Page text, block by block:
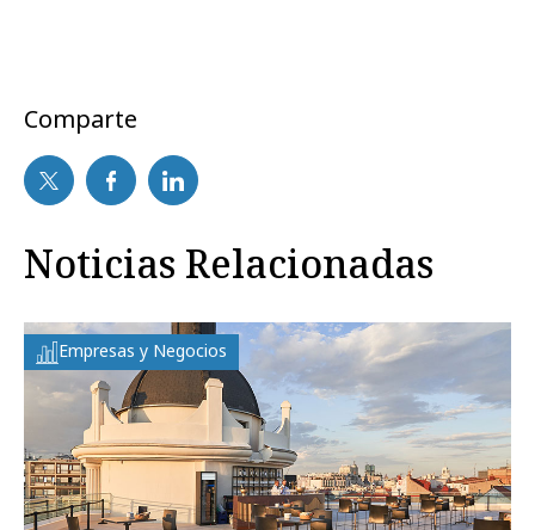
Comparte
Noticias Relacionadas
Empresas y Negocios